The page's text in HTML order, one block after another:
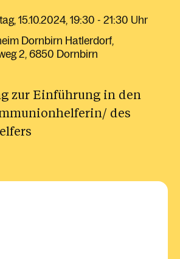
15.10.2024, 19:30 - 21:30 Uhr
Dornbirn Hatlerdorf
2 6850 Dornbirn
zur Einführung in den
des